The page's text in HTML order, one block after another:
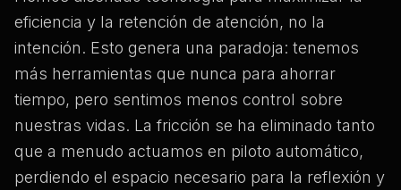
eficiencia y la retención de atención, no la
intención. Esto genera una paradoja: tenemos
más herramientas que nunca para ahorrar
tiempo, pero sentimos menos control sobre
nuestras vidas. La fricción se ha eliminado tanto
que a menudo actuamos en piloto automático,
perdiendo el espacio necesario para la reflexión y